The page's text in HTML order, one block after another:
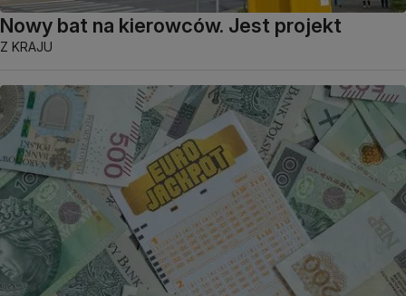
Nowy bat na kierowców. Jest projekt
Z KRAJU